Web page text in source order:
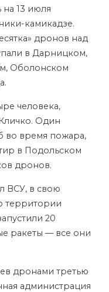
13 июля
камикадзе.
дронов над
в Дарницком,
Оболонском
человека,
Один
во время пожара,
в Подольском
дронов.
ВСУ, в свою
территории
20
ракеты — все они
дронами третью
администрация